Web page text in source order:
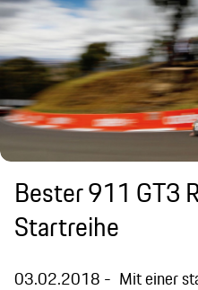
Bester 911 GT3
Startreihe
03.02.2018
Mit einer